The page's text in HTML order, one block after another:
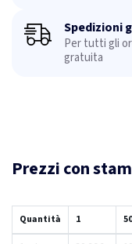
Spedizioni
Per tutti gli
gratuita
Prezzi con
Quantità 1 50